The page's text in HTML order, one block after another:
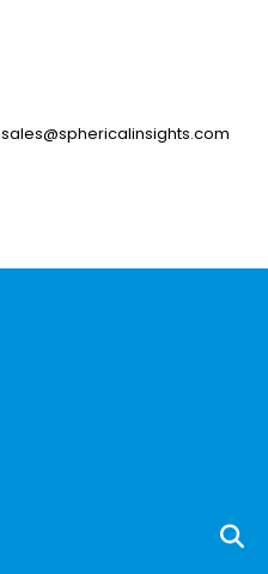
sales@sphericalinsights.com